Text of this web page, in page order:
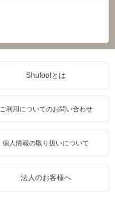
Shufoo!とは
ご利用についてのお問い合わせ
個人情報の取り扱いについて
法人のお客様へ